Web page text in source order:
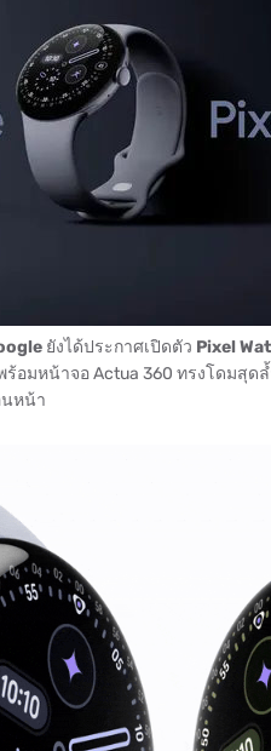
ยังได้ประกาศเปิดตัว Pixel
อมหน้าจอ Actua 360 ทรงโดมสุด
นหน้า